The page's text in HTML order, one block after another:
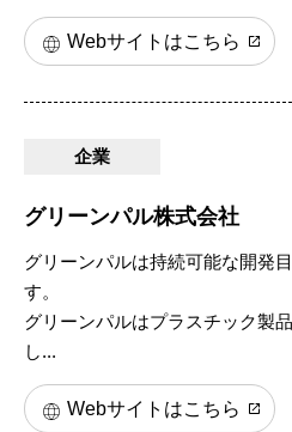
Webサイトはこちら
企業
グリーンパル株式会社
グリーンパルは持続可能な開発
す。
グリーンパルはプラスチック製
し...
Webサイトはこちら